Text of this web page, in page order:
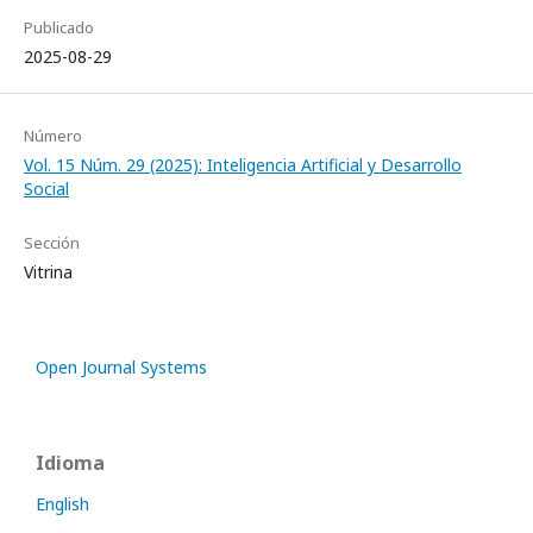
Publicado
2025-08-29
Número
Vol. 15 Núm. 29 (2025): Inteligencia Artificial y Desarrollo
Social
Sección
Vitrina
Open Journal Systems
Idioma
English